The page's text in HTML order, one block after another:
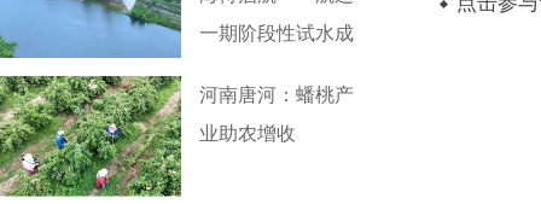
一期阶段性试水成
河南唐河：蟠桃产
业助农增收